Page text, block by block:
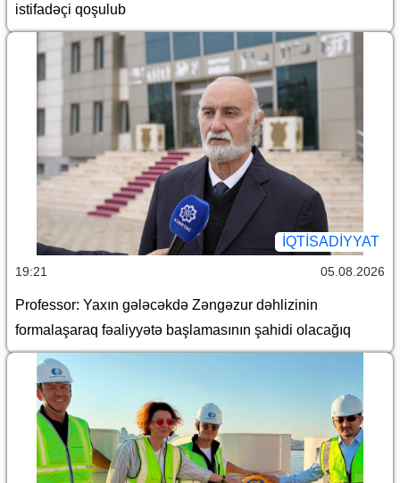
istifadəçi qoşulub
İQTİSADİYYAT
19:21 05.08.2026
Professor: Yaxın gələcəkdə Zəngəzur dəhlizinin
formalaşaraq fəaliyyətə başlamasının şahidi olacağıq